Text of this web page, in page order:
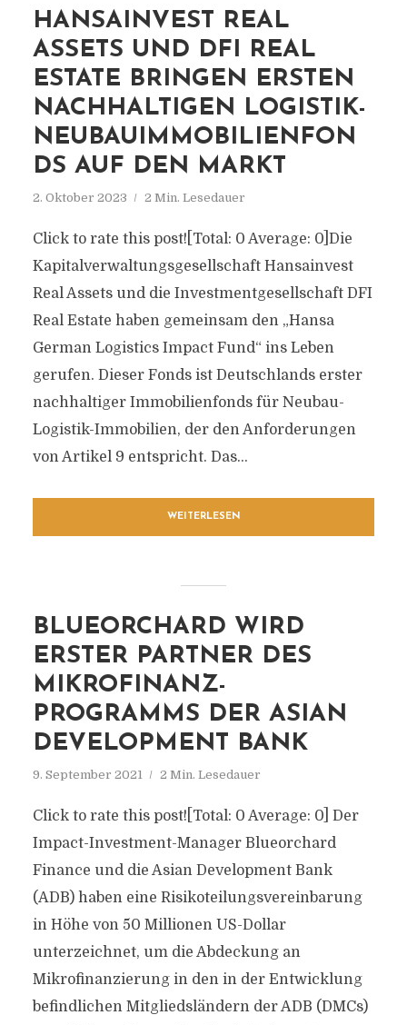
HANSAINVEST REAL
ASSETS UND DFI REAL
ESTATE BRINGEN ERSTEN
NACHHALTIGEN LOGISTIK-
NEUBAUIMMOBILIENFON
DS AUF DEN MARKT
2. Oktober 2023 2 Min. Lesedauer
Click to rate this post![Total: 0 Average: 0]Die
Kapitalverwaltungsgesellschaft Hansainvest
Real Assets und die Investmentgesellschaft DFI
Real Estate haben gemeinsam den „Hansa
German Logistics Impact Fund“ ins Leben
gerufen. Dieser Fonds ist Deutschlands erster
nachhaltiger Immobilienfonds für Neubau-
Logistik-Immobilien, der den Anforderungen
von Artikel 9 entspricht. Das...
WEITERLESEN
BLUEORCHARD WIRD
ERSTER PARTNER DES
MIKROFINANZ-
PROGRAMMS DER ASIAN
DEVELOPMENT BANK
9. September 2021 2 Min. Lesedauer
Click to rate this post![Total: 0 Average: 0] Der
Impact-Investment-Manager Blueorchard
Finance und die Asian Development Bank
(ADB) haben eine Risikoteilungsvereinbarung
in Höhe von 50 Millionen US-Dollar
unterzeichnet, um die Abdeckung an
Mikrofinanzierung in den in der Entwicklung
befindlichen Mitgliedsländern der ADB (DMCs)